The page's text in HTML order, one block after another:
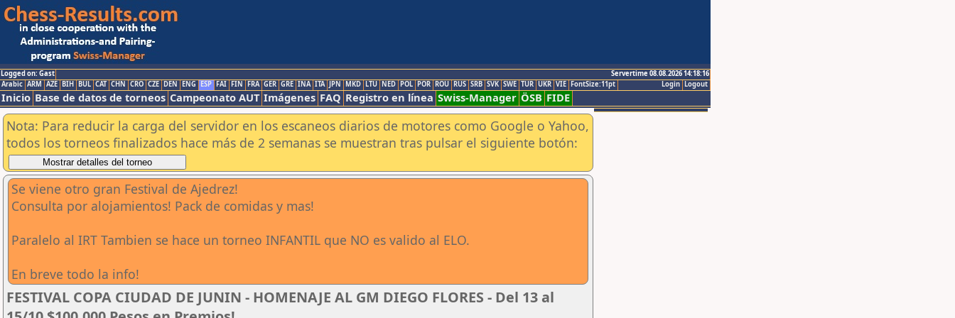
Logged on: Gast
Servertime 08.08.2026 14:18:16
Logout
Login
Arabic ARM AZE BIH BUL CAT CHN CRO CZE DEN ENG ESP FAI FIN FRA GER GRE INA ITA JPN MKD LTU NED POL POR ROU RUS SRB SVK SWE TUR UKR VIE FontSize:11pt
Inicio Base de datos de torneos Campeonato AUT Imágenes FAQ Registro en línea Swiss-Manager ÖSB FIDE
Nota: Para reducir la carga del servidor en los escaneos diarios de motores como Google o Yahoo,
todos los torneos finalizados hace más de 2 semanas se muestran tras pulsar el siguiente botón:
Se viene otro gran Festival de Ajedrez!
Consulta por alojamientos! Pack de comidas y mas!
Paralelo al IRT Tambien se hace un torneo INFANTIL que NO es valido al ELO.
En breve todo la info!
FESTIVAL COPA CIUDAD DE JUNIN - HOMENAJE AL GM DIEGO FLORES - Del 13 al